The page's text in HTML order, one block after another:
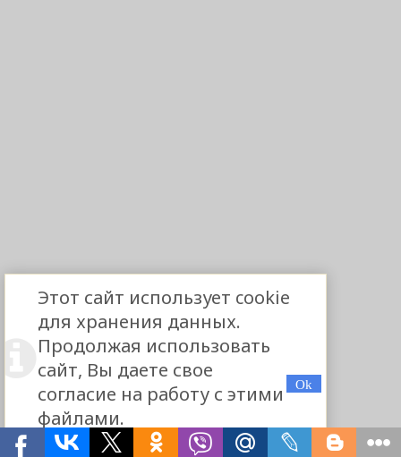
Этот сайт использует cookie
для хранения данных.
Продолжая использовать
сайт, Вы даете свое
согласие на работу с этими
файлами.